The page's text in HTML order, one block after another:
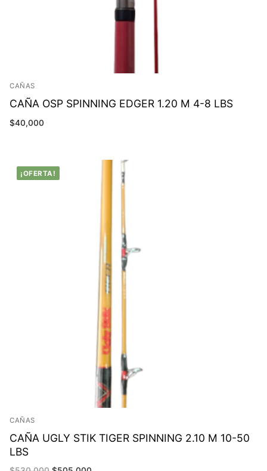
CAÑAS
CAÑA OSP SPINNING EDGER 1.20 M 4-8 LBS
$40,000
¡OFERTA!
CAÑAS
CAÑA UGLY STIK TIGER SPINNING 2.10 M 10-50
LBS